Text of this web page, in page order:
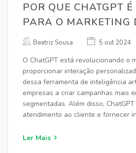
POR QUE CHATGPT
PARA O MARKETING
HOJEBeatriz Sousa 5 out 2024
O ChatGPT está revolucionando o
proporcionar interação
dessa ferramenta de inteligência
empresas a criar campanhas mais
segmentadas. Além disso,
atendimento ao cliente e fornecer
artigo, vamos explorar como e por
Ler Mais